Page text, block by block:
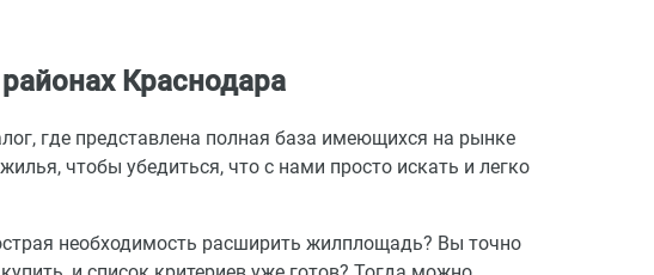
Краснодара
где представлена полная база имеющихся на рынке
чтобы убедиться, что с нами просто искать и легко
необходимость расширить жилплощадь? Вы точно